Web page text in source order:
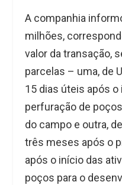
A companhia
milhões,
valor da transação,
parcelas – uma, de
15 dias úteis após
perfuração de
do campo e outra,
três meses após o
após o início das
poços para o